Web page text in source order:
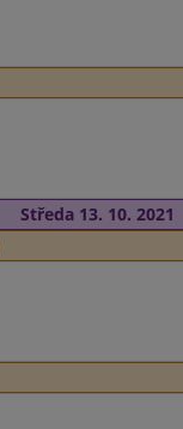
Středa 13. 10. 2021